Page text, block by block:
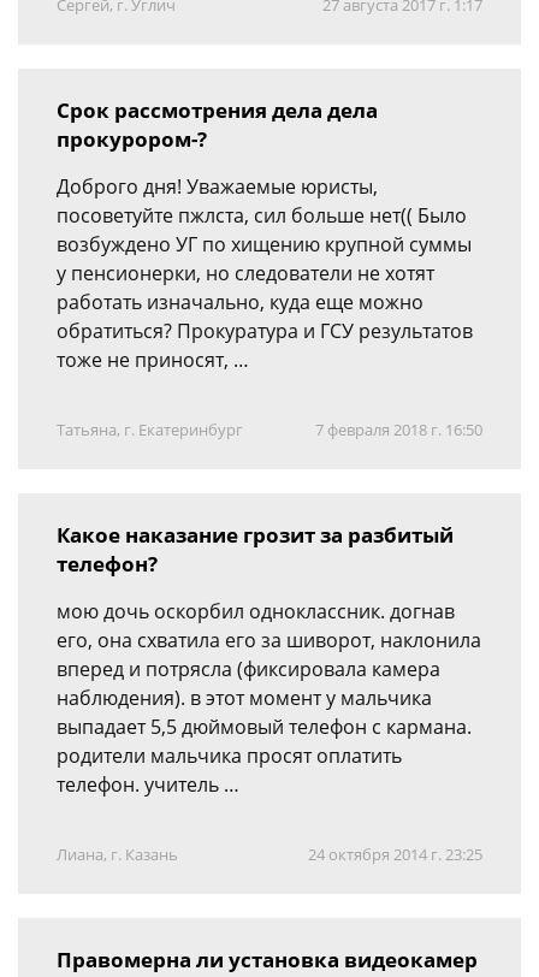
Сергей, г. Углич 27 августа 2017 г. 1:17
Срок рассмотрения дела дела
прокурором-?
Доброго дня! Уважаемые юристы,
посоветуйте пжлста, сил больше нет(( Было
возбуждено УГ по хищению крупной суммы
у пенсионерки, но следователи не хотят
работать изначально, куда еще можно
обратиться? Прокуратура и ГСУ результатов
тоже не приносят, …
Татьяна, г. Екатеринбург 7 февраля 2018 г. 16:50
Какое наказание грозит за разбитый
телефон?
мою дочь оскорбил одноклассник. догнав
его, она схватила его за шиворот, наклонила
вперед и потрясла (фиксировала камера
наблюдения). в этот момент у мальчика
выпадает 5,5 дюймовый телефон с кармана.
родители мальчика просят оплатить
телефон. учитель …
Лиана, г. Казань 24 октября 2014 г. 23:25
Правомерна ли установка видеокамер